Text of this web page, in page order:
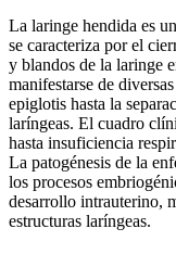
La laringe hendida es
se caracteriza por el
y blandos de la laringe
manifestarse de
epiglotis hasta la
laríngeas. El cuadro
hasta insuficiencia
La patogénesis de la
los procesos
desarrollo intrauterino,
estructuras laríngeas.